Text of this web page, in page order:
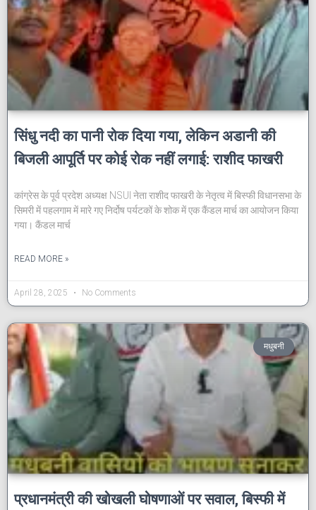
सिंधु नदी का पानी रोक दिया गया, लेकिन अडानी की
बिजली आपूर्ति पर कोई रोक नहीं लगाई: राशीद फाखरी
कांग्रेस के पूर्व प्रदेश अध्यक्ष NSUI नेता राशीद फाखरी के नेतृत्व में बिस्फी विधानसभा के
सिमरी में पहलगाम में मारे गए निर्दोष पर्यटकों के शोक में एक कैंडल मार्च का आयोजन किया
गया। कैंडल मार्च
READ MORE »
April 28, 2025 No Comments
मधुबनी
प्रधानमंत्री की खोखली घोषणाओं पर सवाल, बिस्फी में